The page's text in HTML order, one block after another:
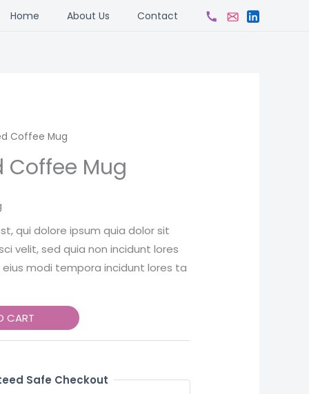
Home About Us Contact
Coffee Mug
Coffee Mug
qui dolore ipsum quia dolor sit
velit, sed quia non incidunt lores
modi tempora incidunt lores ta
CART
Safe Checkout